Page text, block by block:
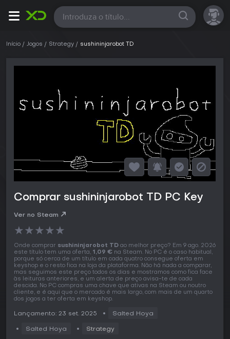
Todas
Início Jogos Strategy sushininjarobot TD
Comprar sushininjarobot TD PC Key
Ver no Steam
★★★★★
Onde comprar sushininjarobot TD ao melhor preço? Em 9 ago. 2026
este título tem uma oferta, 1,09 € na Steam. No PC é o caso habitual,
porque só cerca de um título em cada quatro consegue oferta em
keyshop e o resto fica na loja da plataforma. Não há nada a comparar,
mas seguimos este preço todos os dias e mostramos como fica face
às leituras anteriores, e um alerta de preço avisa-te de cada
descida. No PC compras uma chave que ativas na Steam ou noutro
cliente, e é aqui que o mercado é mais largo, com mais de um quarto
dos jogos a ter oferta em keyshop.
Lançamento: 23 set. 2025 Salted Hoya
Salted Hoya Strategy